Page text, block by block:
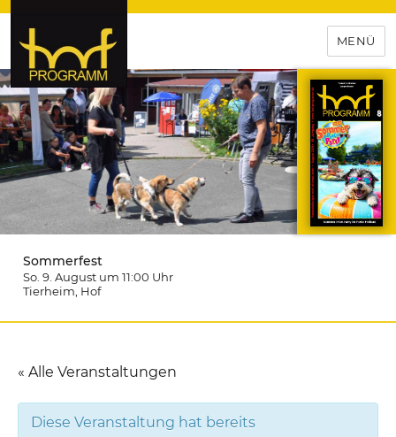
hof-programm – das
Veranstaltungsportal für
Hochfranken
MENÜ
Sommerfest
So. 9. August um 11:00 Uhr
Tierheim , Hof
« Alle Veranstaltungen
Diese Veranstaltung hat bereits